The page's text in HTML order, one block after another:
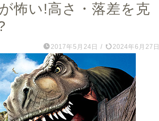
怖い!高さ・落差を克
2017年5月24日 / 2024年6月27日